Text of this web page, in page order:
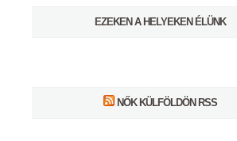
EZEKEN A HELYEKEN ÉLÜNK
NŐK KÜLFÖLDÖN RSS